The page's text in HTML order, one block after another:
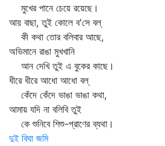
মুখের পানে চেয়ে রয়েছে।
আয় বাছা, তুই কোলে ব'সে বল্‌
কী কথা তোর বলিবার আছে,
অভিমানে রাঙা মুখখানি
আন দেখি তুই এ বুকের কাছে।
ধীরে ধীরে আধো আধো বল্‌
কেঁদে কেঁদে ভাঙা ভাঙা কথা,
আমায় যদি না বলিবি তুই
কে শুনিবে শিশু-প্রাণের ব্যথা।
দুই বিঘা জমি